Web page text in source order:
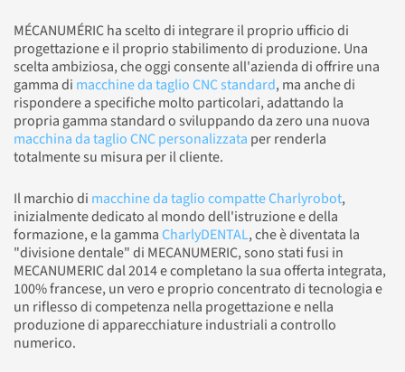
MÉCANUMÉRIC ha scelto di integrare il proprio ufficio di
progettazione e il proprio stabilimento di produzione. Una
scelta ambiziosa, che oggi consente all'azienda di offrire una
gamma di macchine da taglio CNC standard, ma anche di
rispondere a specifiche molto particolari, adattando la
propria gamma standard o sviluppando da zero una nuova
macchina da taglio CNC personalizzata per renderla
totalmente su misura per il cliente.
Il marchio di macchine da taglio compatte Charlyrobot,
inizialmente dedicato al mondo dell'istruzione e della
formazione, e la gammaCharlyDENTAL, che è diventata la
"divisione dentale" di MECANUMERIC, sono stati fusi in
MECANUMERIC dal 2014 e completano la sua offerta integrata,
100% francese, un vero e proprio concentrato di tecnologia e
un riflesso di competenza nella progettazione e nella
produzione di apparecchiature industriali a controllo
numerico.